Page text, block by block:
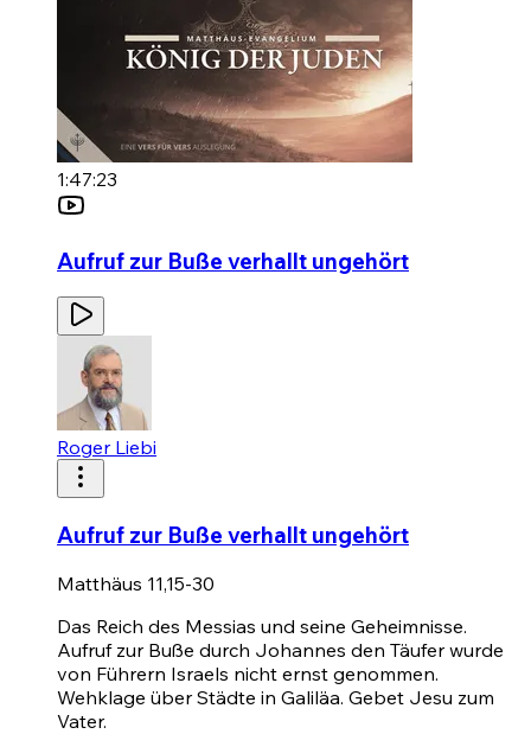
1:47:23
Aufruf zur Buße verhallt ungehört
Roger Liebi
Aufruf zur Buße verhallt ungehört
Matthäus 11,15-30
Das Reich des Messias und seine Geheimnisse.
Aufruf zur Buße durch Johannes den Täufer wurde
von Führern Israels nicht ernst genommen.
Wehklage über Städte in Galiläa. Gebet Jesu zum
Vater.